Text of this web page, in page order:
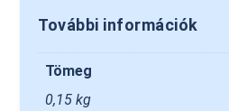
További információk
Tömeg
0,15 kg